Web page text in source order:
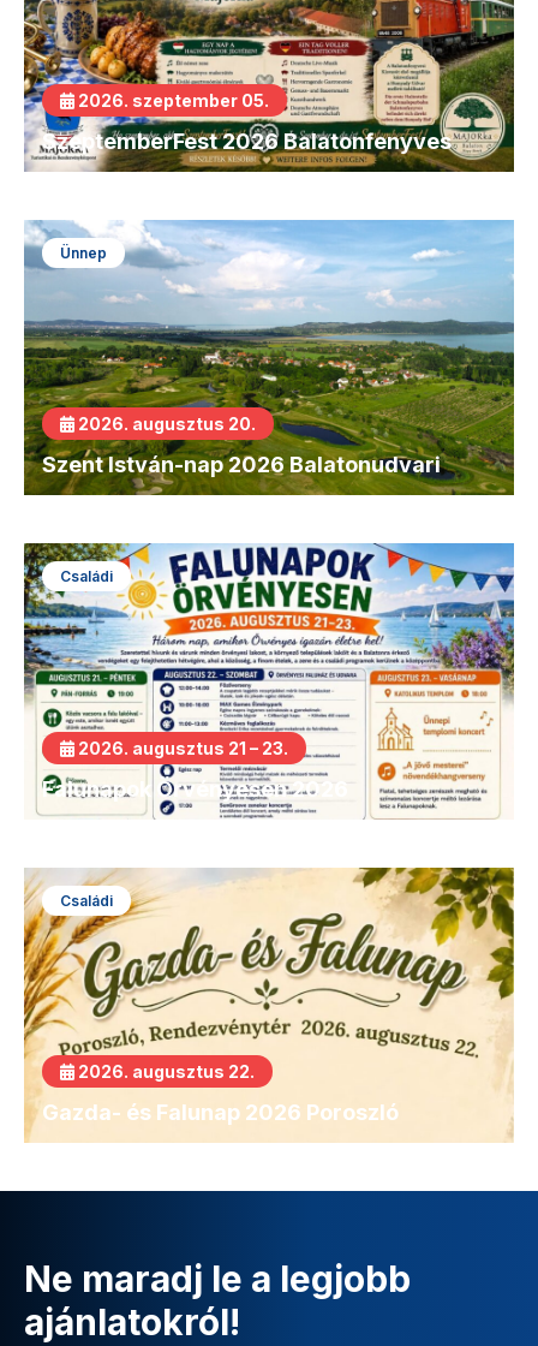
2026. szeptember 05.
SzeptemberFest 2026 Balatonfenyves
Ünnep
2026. augusztus 20.
Szent István-nap 2026 Balatonudvari
Családi
2026. augusztus 21 – 23.
Falunapok Örvényesen 2026
Családi
2026. augusztus 22.
Gazda- és Falunap 2026 Poroszló
Ne maradj le a legjobb
ajánlatokról!